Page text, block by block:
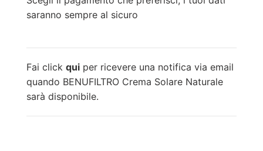
saranno sempre al sicuro
Fai click qui per ricevere una notifica via email
quando BENUFILTRO Crema Solare Naturale
sarà disponibile.